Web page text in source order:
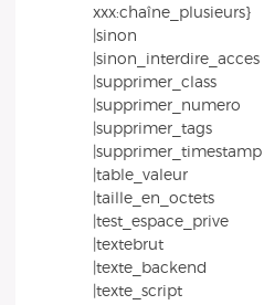
xxx:chaîne_plusieurs}
|sinon
|sinon_interdire_acces
|supprimer_class
|supprimer_numero
|supprimer_tags
|supprimer_timestamp
|table_valeur
|taille_en_octets
|test_espace_prive
|textebrut
|texte_backend
|texte_script